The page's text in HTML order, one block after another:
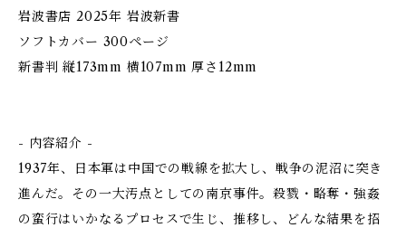
岩波書店 2025年 岩波新書
ソフトカバー 300ページ
新書判 縦173mm 横107mm 厚さ12mm
- 内容紹介 -
1937年、日本軍は中国での戦線を拡大し、戦争の泥沼に突き
進んだ。その一大汚点としての南京事件。殺戮・略奪・強姦
の蛮行はいかなるプロセスで生じ、推移し、どんな結果を招